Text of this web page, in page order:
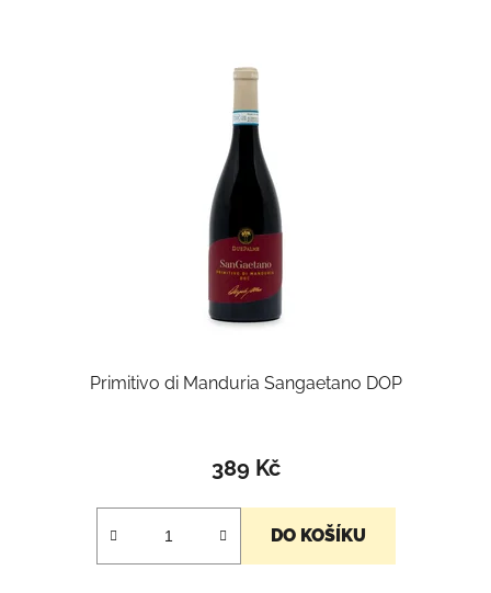
Primitivo di Manduria Sangaetano DOP
389 Kč
DO KOŠÍKU